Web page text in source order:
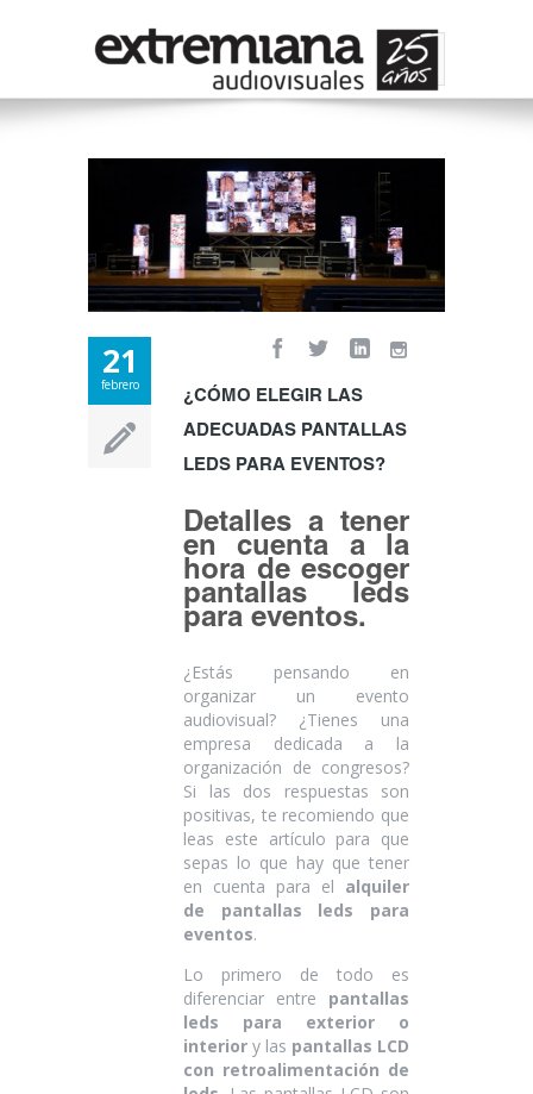
21
febrero
¿CÓMO ELEGIR LAS
ADECUADAS PANTALLAS
LEDS PARA EVENTOS?
Detalles a tener
en cuenta a la
hora de escoger
pantallas leds
para eventos.
¿Estás pensando en
organizar un evento
audiovisual? ¿Tienes una
empresa dedicada a la
organización de congresos?
Si las dos respuestas son
positivas, te recomiendo que
leas este artículo para que
sepas lo que hay que tener
en cuenta para el alquiler
de pantallas leds para
eventos.
Lo primero de todo es
diferenciar entre pantallas
leds para exterior o
interior y las pantallas LCD
con retroalimentación de